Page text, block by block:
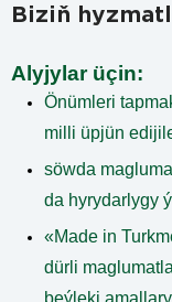
Biziň
Alyjylar üçin:
Önümleri
milli üpjün
söwda
da hyrydarlygy
«Made in
dürli
beýleki